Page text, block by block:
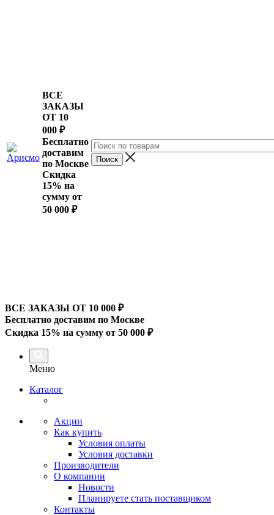
ВСЕ
ЗАКАЗЫ
ОТ 10
000 ₽
Бесплатно
доставим
по Москве
Скидка
15% на
сумму от
50 000 ₽
ВСЕ ЗАКАЗЫ ОТ 10 000 ₽
Бесплатно доставим по Москве
Скидка 15% на сумму от 50 000 ₽
Меню
Каталог
Акции
Как купить
Условия оплаты
Условия доставки
Производители
О компании
Новости
Планируете стать поставщиком
Контакты